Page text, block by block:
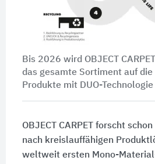
Bis 2026 wird OBJECT
das gesamte Sortiment auf
Produkte mit DUO-
OBJECT CARPET forscht
nach kreislauffähigen
weltweit ersten Mono-